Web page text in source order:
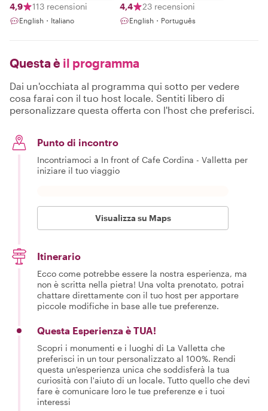
4,9
113 recensioni
English・Italiano
4,4 23 recensioni
English・Português
Questa è il programma
Dai un'occhiata al programma qui sotto per vedere
cosa farai con il tuo host locale. Sentiti libero di
personalizzare questa offerta con l'host che preferisci.
Punto di incontro
Incontriamoci a In front of Cafe Cordina - Valletta per
iniziare il tuo viaggio
Visualizza su Maps
Itinerario
Ecco come potrebbe essere la nostra esperienza, ma
non è scritta nella pietra! Una volta prenotato, potrai
chattare direttamente con il tuo host per apportare
piccole modifiche in base alle tue preferenze.
Questa Esperienza è TUA!
Scopri i monumenti e i luoghi di La Valletta che
preferisci in un tour personalizzato al 100%. Rendi
questa un'esperienza unica che soddisferà la tua
curiosità con l'aiuto di un locale. Tutto quello che devi
fare è comunicare loro le tue preferenze e i tuoi
interessi